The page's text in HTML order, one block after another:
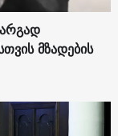
მზადების